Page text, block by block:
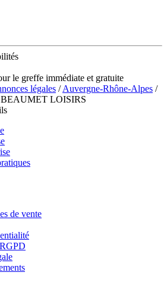
le greffe immédiate et gratuite
légales /Auvergne-Rhône-Alpes /
BEAUMET LOISIRS
de vente